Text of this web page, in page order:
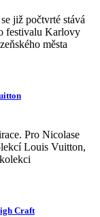
již počtvrté stává
festivalu Karlovy
města
Pro Nicolase
Louis Vuitton,
Craft